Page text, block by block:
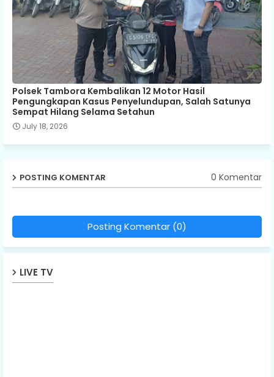
Polsek Tambora Kembalikan 12 Motor Hasil
Pengungkapan Kasus Penyelundupan, Salah Satunya
Sempat Hilang Selama Setahun
July 18, 2026
POSTING KOMENTAR 0 Komentar
Posting Komentar (0)
LIVE TV